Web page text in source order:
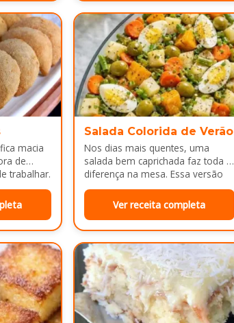
macia
de
trabalhar.
Salada Colorida de Verão
Nos dias mais quentes, uma
salada bem caprichada faz toda a
diferença na mesa. Essa versão
colorida reúne legumes cozidos…
Ver receita completa